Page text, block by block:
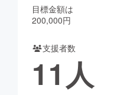
CAMPFIRE Creation
コミュニティ
目標金額は
200,000円
支援者数
11 人